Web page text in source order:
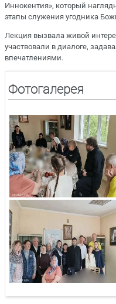
Иннокентия», который
этапы служения угодника
Лекция вызвала живой
участвовали в диалоге,
впечатлениями.
Фотогалерея